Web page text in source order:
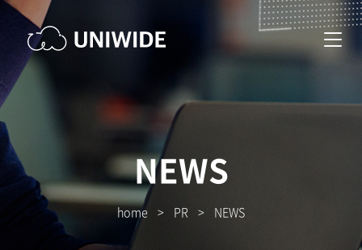
NEWS
home > PR > NEWS